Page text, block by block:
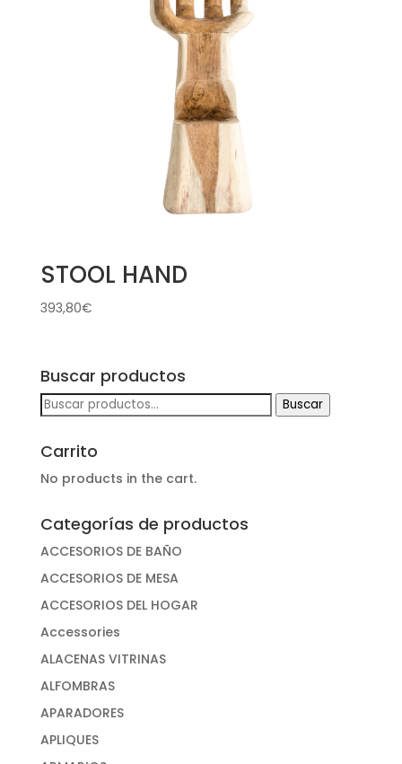
STOOL HAND
393,80€
Buscar productos
Buscar
Buscar
Carrito
No products in the cart.
Categorías de productos
ACCESORIOS DE BAÑO
ACCESORIOS DE MESA
ACCESORIOS DEL HOGAR
Accessories
ALACENAS VITRINAS
ALFOMBRAS
APARADORES
APLIQUES